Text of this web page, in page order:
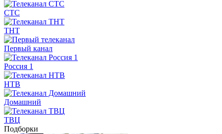
СТС
ТНТ
Первый канал
Россия 1
НТВ
Домашний
ТВЦ
Подборки